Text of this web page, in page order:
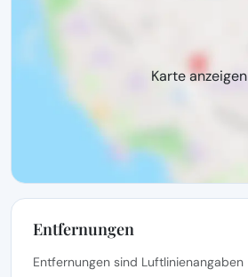
Karte anzeigen
Entfernungen
Entfernungen sind Luftlinienangaben